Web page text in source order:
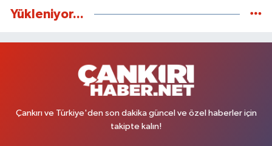
Yükleniyor...
Çankırı ve Türkiye'den son dakika güncel ve özel haberler için
takipte kalın!